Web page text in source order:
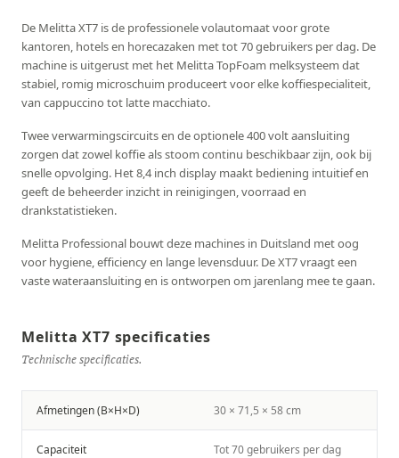
De Melitta XT7 is de professionele volautomaat voor grote
kantoren, hotels en horecazaken met tot 70 gebruikers per dag. De
machine is uitgerust met het Melitta TopFoam melksysteem dat
stabiel, romig microschuim produceert voor elke koffiespecialiteit,
van cappuccino tot latte macchiato.
Twee verwarmingscircuits en de optionele 400 volt aansluiting
zorgen dat zowel koffie als stoom continu beschikbaar zijn, ook bij
snelle opvolging. Het 8,4 inch display maakt bediening intuitief en
geeft de beheerder inzicht in reinigingen, voorraad en
drankstatistieken.
Melitta Professional bouwt deze machines in Duitsland met oog
voor hygiene, efficiency en lange levensduur. De XT7 vraagt een
vaste wateraansluiting en is ontworpen om jarenlang mee te gaan.
Melitta XT7 specificaties
Technische specificaties.
Afmetingen (B×H×D) 30 × 71,5 × 58 cm
Capaciteit Tot 70 gebruikers per dag